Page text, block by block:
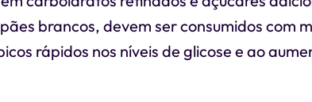
brancos, devem ser consumidos com
rápidos nos níveis de glicose e ao